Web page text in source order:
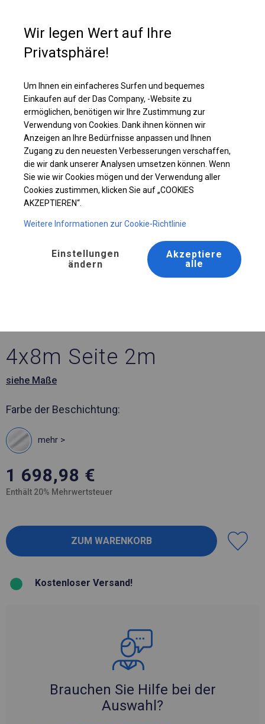
Ganzjähriges Catering-Zelt | 4x8 m
4x8m Seite 2m
siehe Maße
Farbe der Beschichtung:
mehr >
1 698,98 €
Enthält 20% Mehrwertsteuer
Kostenloser Versand!
Brauchen Sie Hilfe bei der
Auswahl?
Wir legen Wert auf Ihre
Privatsphäre!
Um Ihnen ein einfacheres Surfen und bequemes
Einkaufen auf der Das Company, -Website zu
ermöglichen, benötigen wir Ihre Zustimmung zur
Verwendung von Cookies. Dank ihnen können wir
Anzeigen an Ihre Bedürfnisse anpassen und Ihnen
Zugang zu den neuesten Verbesserungen verschaffen,
die wir dank unserer Analysen umsetzen können. Wenn
Sie wie wir Cookies mögen und der Verwendung aller
Cookies zustimmen, klicken Sie auf „COOKIES
AKZEPTIEREN“.
Weitere Informationen zur Cookie-Richtlinie
Einstellungen
ändern
Akzeptiere
alle